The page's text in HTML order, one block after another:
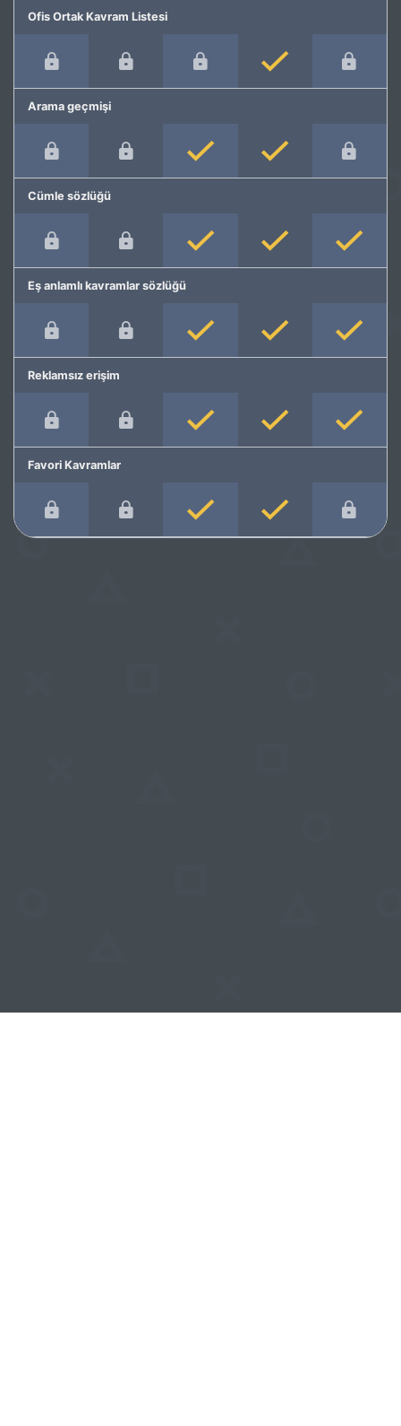
Ofis Ortak Kavram Listesi
Arama geçmişi
Cümle sözlüğü
Eş anlamlı kavramlar sözlüğü
Reklamsız erişim
Favori Kavramlar